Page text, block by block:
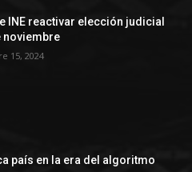
INE reactivar elección judicial
noviembre
15, 2024
país en la era del algoritmo